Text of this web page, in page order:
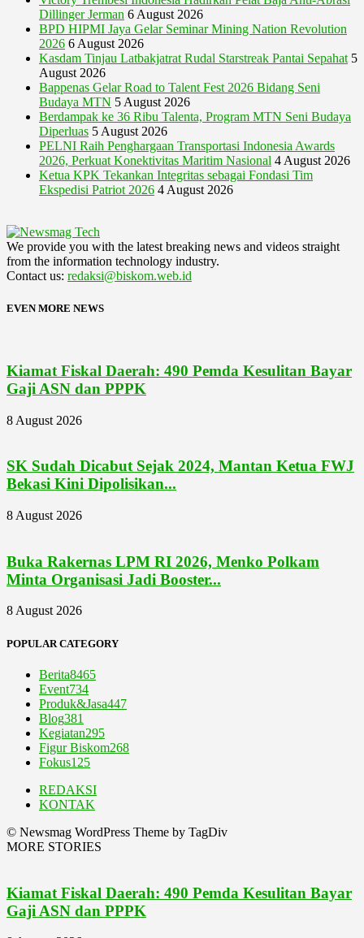
Dillinger Jerman 6 August 2026
BPD HIPMI Jaya Gelar Seminar Mining Nation Revolution
2026 6 August 2026
Kasdam Tinjau Latbakjatrat Rudal Starstreak Pantai Sepahat 5
August 2026
Bappenas Gelar Road to Talent Fest 2026 Bidang Seni
Budaya MTN 5 August 2026
Berdampak ke 36 Ribu Talenta, Program MTN Seni Budaya
Diperluas 5 August 2026
PELNI Raih Penghargaan Transportasi Indonesia Awards
2026, Perkuat Konektivitas Maritim Nasional 4 August 2026
Ketua KPK Tekankan Integritas sebagai Fondasi Tim
Ekspedisi Patriot 2026 4 August 2026
We provide you with the latest breaking news and videos straight
from the information technology industry.
Contact us: redaksi@biskom.web.id
EVEN MORE NEWS
Kiamat Fiskal Daerah: 490 Pemda Kesulitan Bayar
Gaji ASN dan PPPK
8 August 2026
SK Sudah Dicabut Sejak 2024, Mantan Ketua FWJ
Bekasi Kini Dipolisikan...
8 August 2026
Buka Rakernas LPM RI 2026, Menko Polkam
Minta Organisasi Jadi Booster...
8 August 2026
POPULAR CATEGORY
Berita8465
Event734
Produk&Jasa447
Blog381
Kegiatan295
Figur Biskom268
Fokus125
REDAKSI
KONTAK
© Newsmag WordPress Theme by TagDiv
MORE STORIES
Kiamat Fiskal Daerah: 490 Pemda Kesulitan Bayar
Gaji ASN dan PPPK